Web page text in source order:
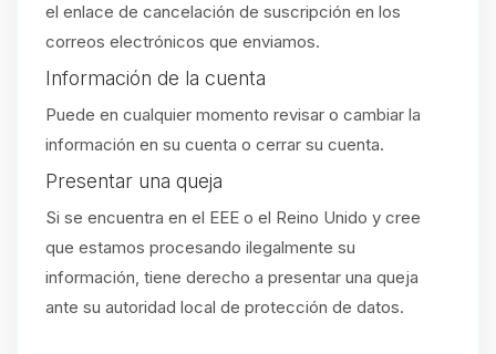
el enlace de cancelación de suscripción en los
correos electrónicos que enviamos.
Información de la cuenta
Puede en cualquier momento revisar o cambiar la
información en su cuenta o cerrar su cuenta.
Presentar una queja
Si se encuentra en el EEE o el Reino Unido y cree
que estamos procesando ilegalmente su
información, tiene derecho a presentar una queja
ante su autoridad local de protección de datos.